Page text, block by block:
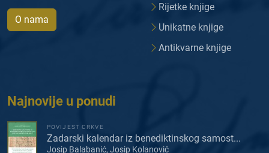
O nama
Rijetke knjige
Unikatne knjige
Antikvarne knjige
Najnovije u ponudi
POVIJEST CRKVE
Zadarski kalendar iz benediktinskog samost...
Josip Balabanić, Josip Kolanović